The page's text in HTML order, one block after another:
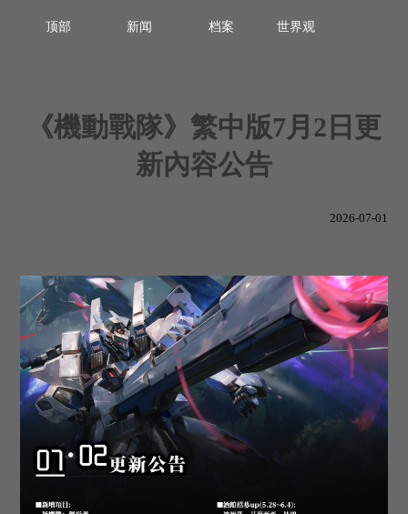
顶部 新闻 档案 世界观
《機動戰隊》繁中版7月2日更
新內容公告
2026-07-01